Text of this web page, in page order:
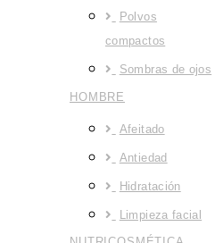
Polvos
compactos
Sombras de ojos
HOMBRE
Afeitado
Antiedad
Hidratación
Limpieza facial